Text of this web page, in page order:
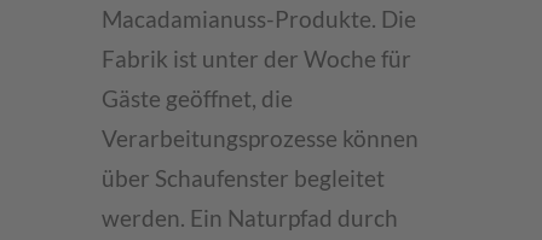
Macadamianuss-Produkte. Die
Fabrik ist unter der Woche für
Gäste geöffnet, die
Verarbeitungsprozesse können
über Schaufenster begleitet
werden. Ein Naturpfad durch